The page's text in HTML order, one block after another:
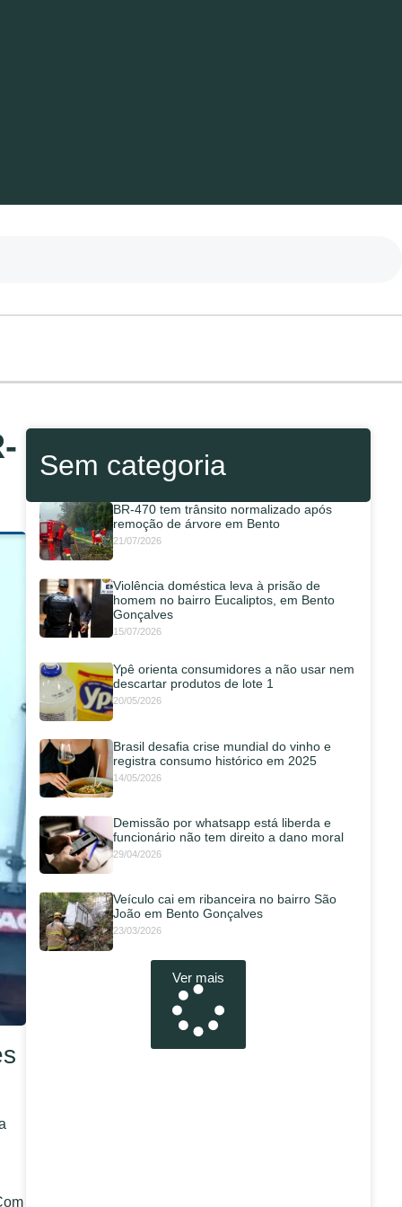
Sem categoria
BR-470 tem trânsito normalizado após
remoção de árvore em Bento
21/07/2026
Violência doméstica leva à prisão de
homem no bairro Eucaliptos, em Bento
Gonçalves
15/07/2026
Ypê orienta consumidores a não usar nem
descartar produtos de lote 1
20/05/2026
Brasil desafia crise mundial do vinho e
registra consumo histórico em 2025
14/05/2026
Demissão por whatsapp está liberda e
funcionário não tem direito a dano moral
29/04/2026
Veículo cai em ribanceira no bairro São
João em Bento Gonçalves
23/03/2026
Ver mais